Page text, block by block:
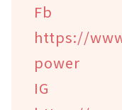
https://
power